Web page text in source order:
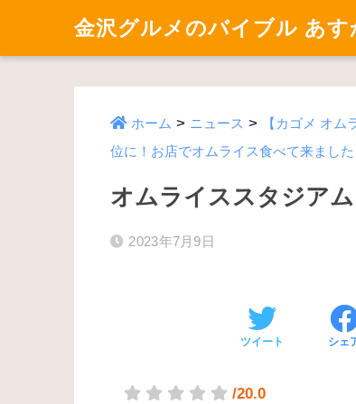
金沢グルメのバイブル あす
ホーム > ニュース >
【カゴメ オ
位に！お店でオムライス食べて来ました
オムライススタジア
2023年7月9日
ツイート シェ
/20.0